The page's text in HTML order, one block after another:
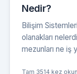
Nedir?
Bilişim
olanakları
mezunları ne iş
Tam 3514 kez